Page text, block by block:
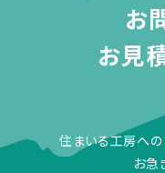
お
お見
住まいる工房への
お急